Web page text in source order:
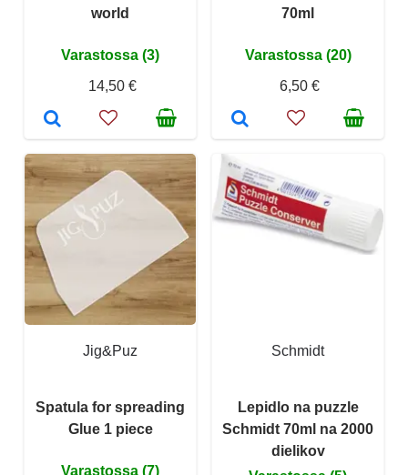
world
Varastossa (3)
14,50 €
70ml
Varastossa (20)
6,50 €
Jig&Puz
Spatula for spreading
Glue 1 piece
Varastossa (7)
Schmidt
Lepidlo na puzzle
Schmidt 70ml na 2000
dielikov